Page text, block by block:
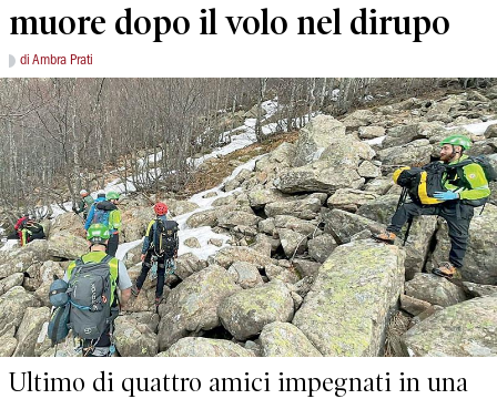
muore dopo il volo nel dirupo
di Ambra Prati
Ultimo di quattro amici impegnati in una